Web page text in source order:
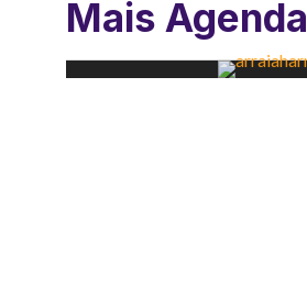
Mais Agenda